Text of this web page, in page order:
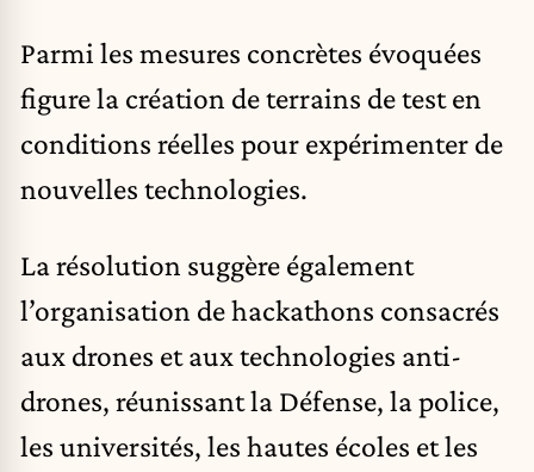
Parmi les mesures concrètes évoquées
figure la création de terrains de test en
conditions réelles pour expérimenter de
nouvelles technologies.
La résolution suggère également
l’organisation de hackathons consacrés
aux drones et aux technologies anti-
drones, réunissant la Défense, la police,
les universités, les hautes écoles et les